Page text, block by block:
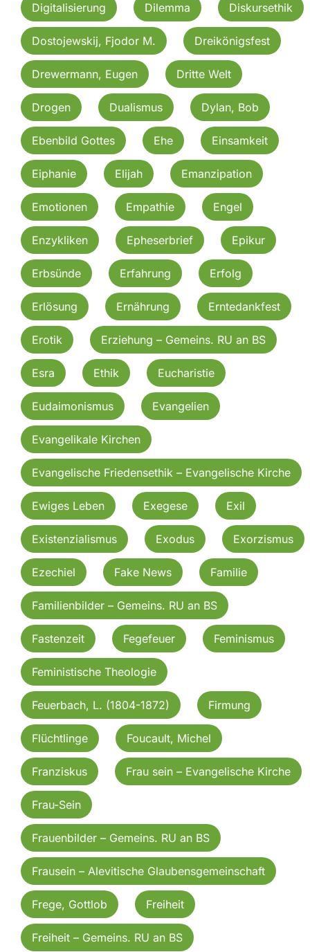
Digitalisierung Dilemma Diskursethik
Dostojewskij, Fjodor M. Dreikönigsfest
Drewermann, Eugen Dritte Welt
Drogen Dualismus Dylan, Bob
Ebenbild Gottes Ehe Einsamkeit
Eiphanie Elijah Emanzipation
Emotionen Empathie Engel
Enzykliken Epheserbrief Epikur
Erbsünde Erfahrung Erfolg
Erlösung Ernährung Erntedankfest
Erotik Erziehung – Gemeins. RU an BS
Esra Ethik Eucharistie
Eudaimonismus Evangelien
Evangelikale Kirchen
Evangelische Friedensethik – Evangelische Kirche
Ewiges Leben Exegese Exil
Existenzialismus Exodus Exorzismus
Ezechiel Fake News Familie
Familienbilder – Gemeins. RU an BS
Fastenzeit Fegefeuer Feminismus
Feministische Theologie
Feuerbach, L. (1804-1872) Firmung
Flüchtlinge Foucault, Michel
Franziskus Frau sein – Evangelische Kirche
Frau-Sein
Frauenbilder – Gemeins. RU an BS
Frausein – Alevitische Glaubensgemeinschaft
Frege, Gottlob Freiheit
Freiheit – Gemeins. RU an BS